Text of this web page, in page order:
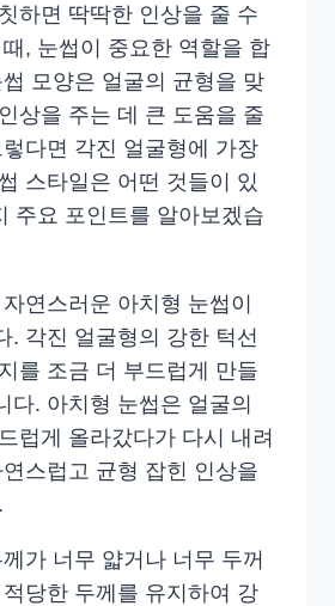
하면 딱딱한 인상을 줄 수
, 눈썹이 중요한 역할을 합
모양은 얼굴의 균형을 맞
상을 주는 데 큰 도움을 줄
다면 각진 얼굴형에 가장
스타일은 어떤 것들이 있
주요 포인트를 알아보겠습
연스러운 아치형 눈썹이
. 각진 얼굴형의 강한 턱선
를 조금 더 부드럽게 만들
다. 아치형 눈썹은 얼굴의
럽게 올라갔다가 다시 내려
스럽고 균형 잡힌 인상을
가 너무 얇거나 너무 두꺼
당한 두께를 유지하여 강